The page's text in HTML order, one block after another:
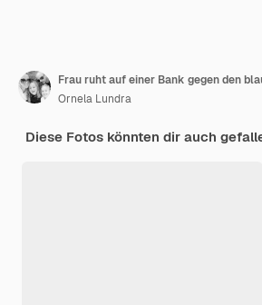
Frau ruht auf einer Bank gegen den
Ornela Lundra
Diese Fotos könnten dir auch